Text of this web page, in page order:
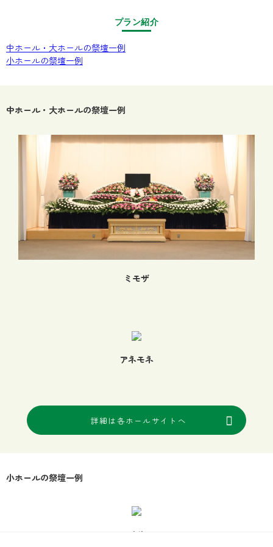
プラン紹介
中ホール・大ホールの祭壇一例
小ホールの祭壇一例
中ホール・大ホールの祭壇一例
ミモザ
アネモネ
詳細は各ホールサイトへ
小ホールの祭壇一例
アイリス